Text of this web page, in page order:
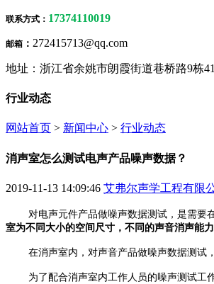
联系方式 ： 17374110019
邮箱 ： 272415713@qq.com
地址：浙江省余姚市朗霞街道巷桥路9栋
行业动态
网站首页 > 新闻中心 > 行业动态
消声室怎么测试电声产品噪声数据？
2019-11-13 14:09:46 艾弗尔声学工程有限
对电声元件产品做噪声数据测试，是需要
室为不同大小的空间尺寸，不同的声音消声能力
在消声室内，对声音产品做噪声数据测试
为了配合消声室内工作人员的噪声测试工